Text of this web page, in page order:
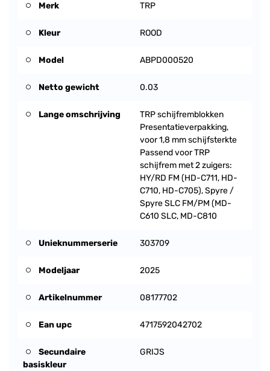
Merk TRP
Kleur ROOD
Model ABPD000520
Netto gewicht 0.03
Lange omschrijving
TRP schijfremblokken
Presentatieverpakking,
voor 1,8 mm schijfsterkte
Passend voor TRP
schijfrem met 2 zuigers:
HY/RD FM (HD-C711, HD-
C710, HD-C705), Spyre /
Spyre SLC FM/PM (MD-
C610 SLC, MD-C810
Unieknummerserie 303709
Modeljaar 2025
Artikelnummer 08177702
Ean upc 4717592042702
Secundaire
basiskleur
GRIJS